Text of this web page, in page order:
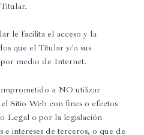
le facilita el acceso y la
que el Titular y/o sus
medio de Internet.
a NO utilizar
Sitio Web con fines o efectos
Legal o por la legislación
e intereses de terceros, o que de